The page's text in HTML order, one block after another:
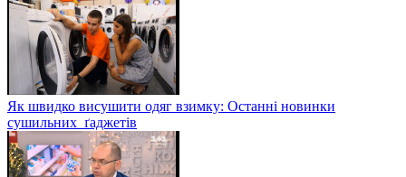
Як швидко висушити одяг взимку: Останні новинки
сушильних ґаджетів